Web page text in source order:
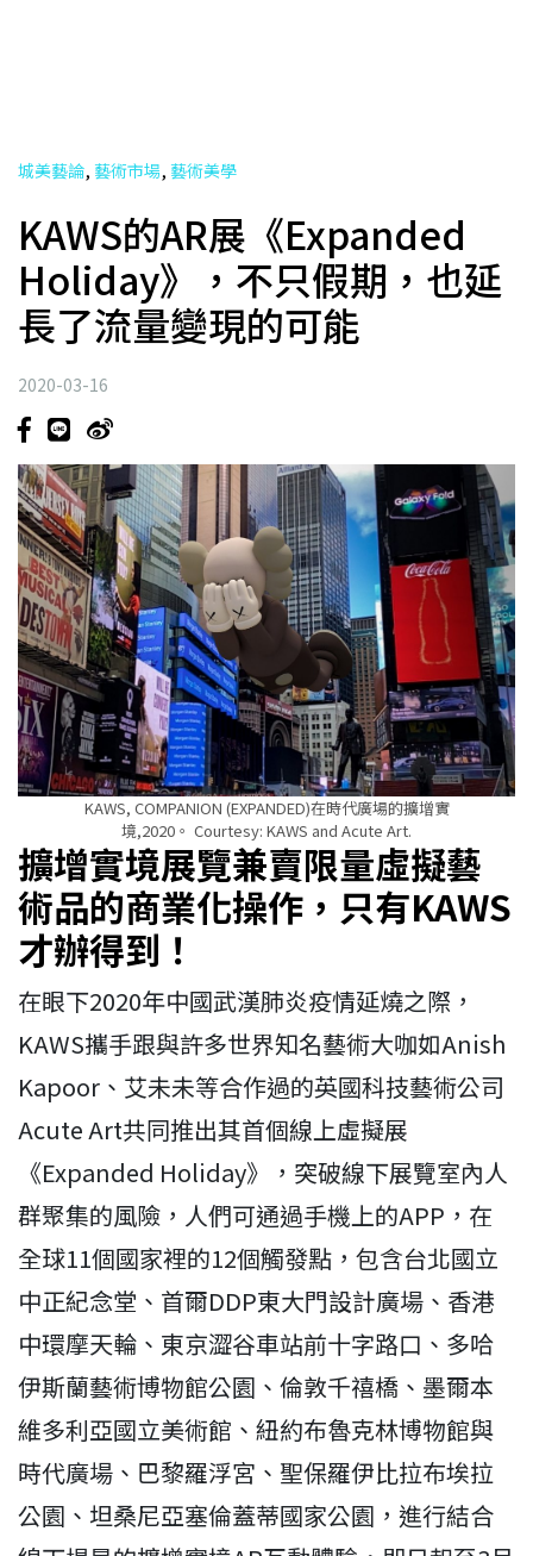
城美藝論, 藝術市場, 藝術美學
KAWS的AR展《Expanded
Holiday》，不只假期，也延
長了流量變現的可能
2020-03-16
KAWS, COMPANION (EXPANDED)在時代廣場的擴增實
境,2020。 Courtesy: KAWS and Acute Art.
擴增實境展覽兼賣限量虛擬藝
術品的商業化操作，只有KAWS
才辦得到！
在眼下2020年中國武漢肺炎疫情延燒之際，
KAWS攜手跟與許多世界知名藝術大咖如Anish
Kapoor、艾未未等合作過的英國科技藝術公司
Acute Art共同推出其首個線上虛擬展
《Expanded Holiday》，突破線下展覽室內人
群聚集的風險，人們可通過手機上的APP，在
全球11個國家裡的12個觸發點，包含台北國立
中正紀念堂、首爾DDP東大門設計廣場、香港
中環摩天輪、東京澀谷車站前十字路口、多哈
伊斯蘭藝術博物館公園、倫敦千禧橋、墨爾本
維多利亞國立美術館、紐約布魯克林博物館與
時代廣場、巴黎羅浮宮、聖保羅伊比拉布埃拉
公園、坦桑尼亞塞倫蓋蒂國家公園，進行結合